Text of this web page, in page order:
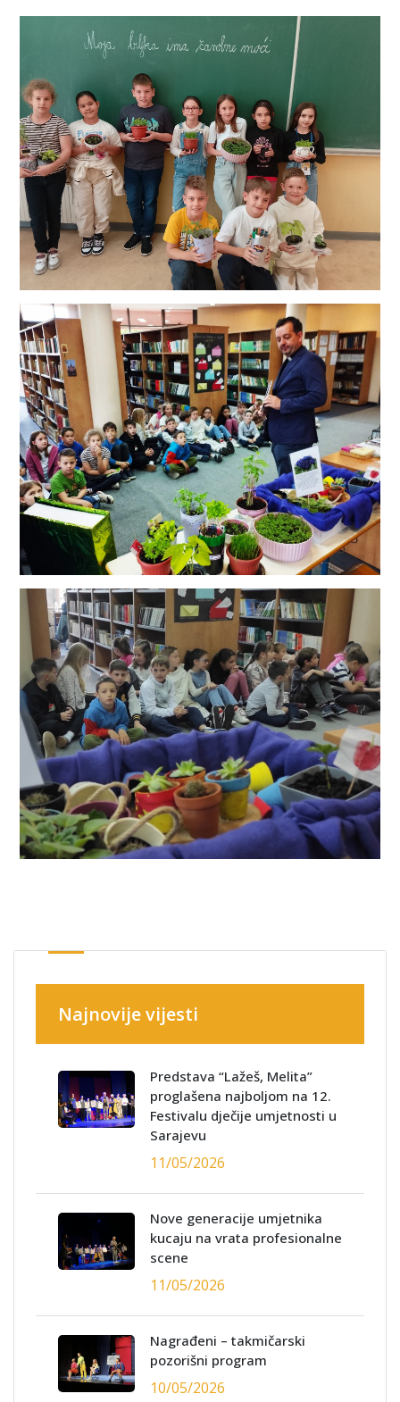
Najnovije vijesti
Predstava “Lažeš, Melita”
proglašena najboljom na 12.
Festivalu dječije umjetnosti u
Sarajevu
11/05/2026
Nove generacije umjetnika
kucaju na vrata profesionalne
scene
11/05/2026
Nagrađeni – takmičarski
pozorišni program
10/05/2026